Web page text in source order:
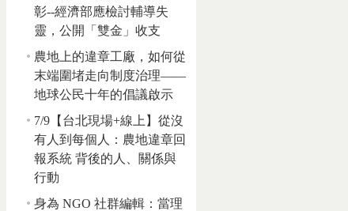
彰--經濟部應檢討輔導失
靈，公開「雙金」收支
農地上的違章工廠，如何從
末端圍堵走向制度治理——
地球公民十年的倡議啟示
7/9【台北現場+線上】從沒
有人到每個人：農地違章回
報系統 背後的人、關係與
行動
身為 NGO 社群編輯：當理